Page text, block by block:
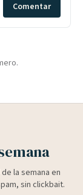
Comentar
la semana en
sin clickbait.